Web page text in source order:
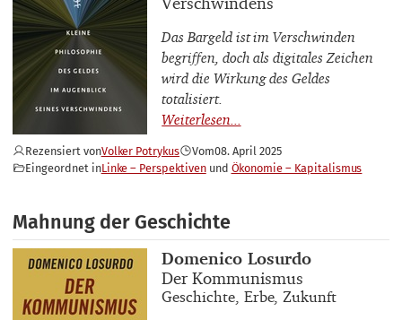
Das Bargeld ist im Verschwinden
begriffen, doch als digitales Zeichen
wird die Wirkung des Geldes
totalisiert.
Rezensiert vonVolker Potrykus Vom08. April 2025
Eingeordnet inLinke – Perspektiven Ökonomie – Kapitalismus
Mahnung der Geschichte
Buchautor_innen
Domenico Losurdo
Buchtitel
Der Kommunismus
Buchuntertitel
Geschichte, Erbe, Zukunft